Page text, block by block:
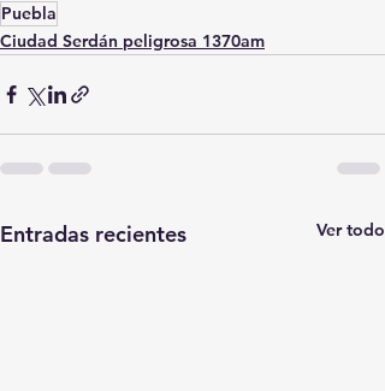
Puebla
Ciudad Serdán peligrosa 1370am
Entradas recientes Ver todo